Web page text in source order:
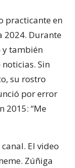
practicante en
2024. Durante
y también
Sin
su rostro
por error
2015: “Me
El video
Zúñiga